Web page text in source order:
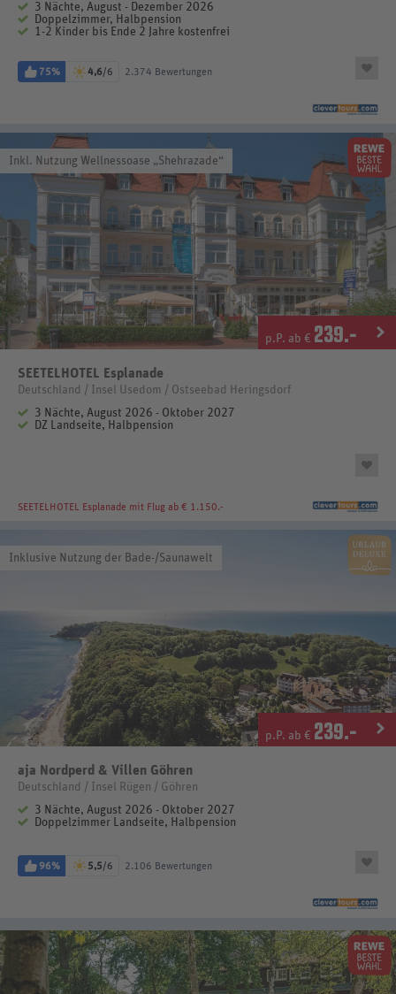
3 Nächte, August - Dezember 2026
Doppelzimmer, Halbpension
1-2 Kinder bis Ende 2 Jahre kostenfrei
75% 4,6/6 2.374 Bewertungen
Inkl. Nutzung Wellnessoase „Shehrazade“
p.P. ab € 239.-
SEETELHOTEL Esplanade
Deutschland / Insel Usedom / Ostseebad Heringsdorf
3 Nächte, August 2026 - Oktober 2027
DZ Landseite, Halbpension
SEETELHOTEL Esplanade mit Flug ab € 1.150.-
Inklusive Nutzung der Bade-/Saunawelt
p.P. ab € 239.-
aja Nordperd & Villen Göhren
Deutschland / Insel Rügen / Göhren
3 Nächte, August 2026 - Oktober 2027
Doppelzimmer Landseite, Halbpension
96% 5,5/6 2.106 Bewertungen